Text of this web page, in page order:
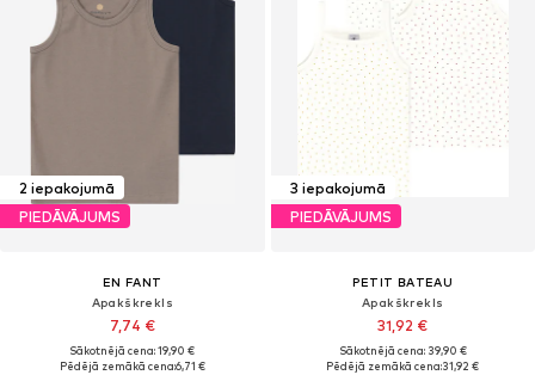
2 iepakojumā
PIEDĀVĀJUMS
EN FANT
Apakškrekls
7,74 €
Sākotnējā cena: 19,90 €
Pēdējā zemākā cena:6,71 €
3 iepakojumā
PIEDĀVĀJUMS
PETIT BATEAU
Apakškrekls
31,92 €
Sākotnējā cena: 39,90 €
Pēdējā zemākā cena:31,92 €